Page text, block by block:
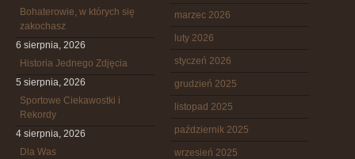
Bohaterowie, w których się
zakochasz
6 sierpnia, 2026
Historia Jednego Zdjęcia
5 sierpnia, 2026
Sportowe Ciekawostki i
Rekordy
4 sierpnia, 2026
Dla Was
marzec 2026
luty 2026
styczeń 2026
grudzień 2025
listopad 2025
październik 2025
wrzesień 2025